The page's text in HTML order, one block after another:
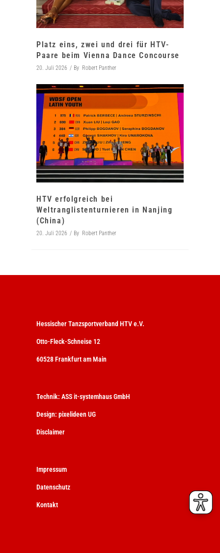
Platz eins, zwei und drei für HTV-
Paare beim Vienna Dance Concourse
20. Juli 2026 By Robert Panther
HTV erfolgreich bei
Weltranglistenturnieren in Nanjing
(China)
20. Juli 2026 By Robert Panther
Hessischer Tanzsportverband HTV e.V.
Otto-Fleck-Schneise 12
60528 Frankfurt am Main
Technik: ASS it-systemhaus GmbH
Design: pixelideen UG
Disclaimer
Impressum
Datenschutz
Kontakt